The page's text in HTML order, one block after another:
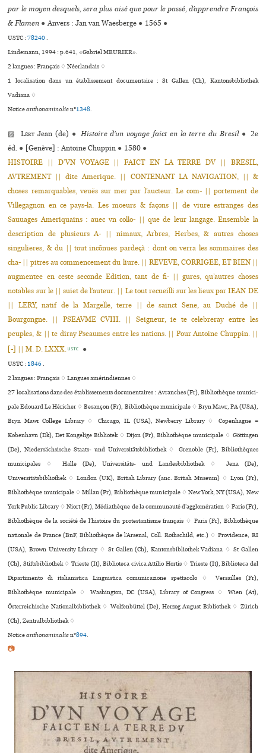
par le moyen des­quels, sera plus aisé que pour le passé, d’appren­dre François
& Flamen ● Anvers : Jan van Waesberge ● 1565 ●
USTC :78240.
Lindemann, 1994 : p.641, «Gabriel MEURIER».
2 langues :Français ♢Néerlandais ♢
1 localisation dans un établissement documentaire : St Gallen (Ch), Kantonsbibliothek
Vadiana ♢
Noticeanthonominalien°1348.
▨LéryJean (de) ● Histoire d’un voyage faict en la terre du Bresil ● 2e
éd. ● [Genève] : Antoine Chuppin ● 1580 ●
HISTOIRE || D’VN VOYAGE || FAICT EN LA TERRE DV || BRESIL,
AVTREMENT || dite Amerique. || CONTENANT LA NAVIGATION, || &
choses remarquables, veuës sur mer par l’aucteur. Le com- || portement de
Villegagnon en ce pays-la. Les moeurs & façons || de viure estranges des
Sauuages Ameriquains : auec vn collo- || que de leur langage. Ensemble la
description de plusieurs A- || nimaux, Arbres, Herbes, & autres choses
singulieres, & du || tout incõnues pardeçà : dont on verra les sommaires des
cha- || pitres au commencement du liure. || REVEVE, CORRIGEE, ET BIEN ||
augmentee en ceste seconde Edition, tant de fi- || gures, qu’autres choses
notables sur le || suiet de l’auteur. || Le tout recueilli sur les lieux par IEAN DE
|| LERY, natif de la Margelle, terre || de sainct Sene, au Duché de ||
Bourgongne. || PSEAVME CVIII. || Seigneur, ie te celebreray entre les
peuples, & || te diray Pseaumes entre les nations. || Pour Antoine Chuppin. ||
[-] || M. D. LXXX. USTC ●
USTC : 1846.
2 langues :Français ♢Langues amérindiennes ♢
27 localisations dans des établissements documentaires : Avranches (Fr), Bibliothèque muni­ci­
pale Edouard Le Héricher ♢ Besançon (Fr), Bibliothèque muni­ci­pale ♢ Bryn Mawr, PA (USA),
Bryn Mawr College Library ♢ Chicago, IL (USA), Newberry Library ♢ Copenhague =
København (Dk), Det Kongelige Bibliotek ♢ Dijon (Fr), Bibliothèque muni­ci­pale ♢ Göttingen
(De), Niedersächsische Staats- und Universitätsbibliothek ♢ Grenoble (Fr), Bibliothèques
muni­ci­pa­les ♢ Halle (De), Universitäts- und Landesbibliothek ♢ Jena (De),
Universitätsbibliothek ♢ London (UK), British Library (anc. British Museum) ♢ Lyon (Fr),
Bibliothèque muni­ci­pale ♢ Millau (Fr), Bibliothèque muni­ci­pale ♢ New York, NY (USA), New
York Public Library ♢ Niort (Fr), Médiathèque de la com­mu­nauté d’agglo­mé­ra­tion ♢ Paris (Fr),
Bibliothèque de la société de l’histoire du protestantisme fran­çais ♢ Paris (Fr), Bibliothèque
nationale de France (BnF, Bibliothèque de l’Arsenal, Coll. Rothschild, etc.) ♢ Providence, RI
(USA), Brown University Library ♢ St Gallen (Ch), Kantonsbibliothek Vadiana ♢ St Gallen
(Ch), Stiftsbibliothek ♢ Trieste (It), Biblioteca civica Attilio Hortis ♢ Trieste (It), Biblioteca del
Dipartimento di ita­lia­nis­tica Linguistica comu­ni­ca­zione spet­ta­colo ♢ Versailles (Fr),
Bibliothèque muni­ci­pale ♢ Washington, DC (USA), Library of Congress ♢ Wien (At),
Österreichische Nationalbibliothek ♢ Wolfenbüttel (De), Herzog August Bibliothek ♢ Zürich
(Ch), Zentralbibliothek ♢
Noticeanthonominalien°894.
📷